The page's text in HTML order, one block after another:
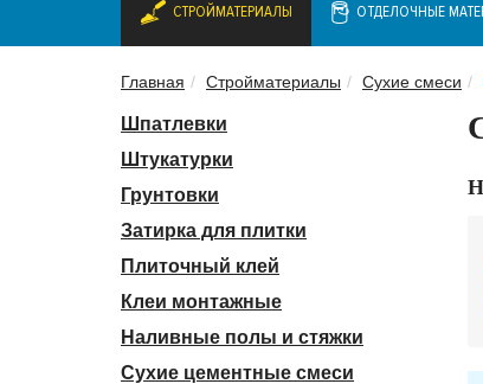
СТРОЙМАТЕРИАЛЫ ОТДЕЛОЧНЫЕ
Главная Стройматериалы Сухие смеси
Шпатлевки
Штукатурки
Грунтовки
Затирка для плитки
Плиточный клей
Клеи монтажные
Наливные полы и стяжки
Сухие цементные смеси